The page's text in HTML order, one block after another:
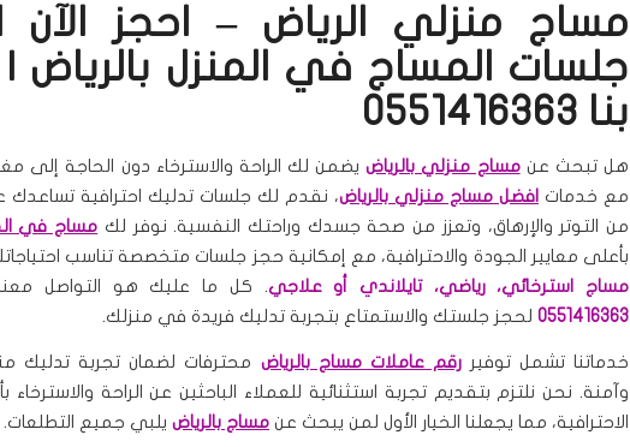
مساج منزلي الرياض – احجز الآن
جلسات المساج في المنزل بالرياض
بنا 0551416363
هل تبحث عنمساج منزلي بالرياضيضمن لك الراحة والاسترخاء دون الحاجة إلى
مع خدمات افضل مساج منزلي بالرياض، نقدم لك جلسات تدليك احترافية تساعدك
من التوتر والإرهاق، وتعزز من صحة جسدك وراحتك النفسية. نوفر لك مساج في
بأعلى معايير الجودة والاحترافية، مع إمكانية حجز جلسات متخصصة تناسب
مساج استرخائي، رياضي، تايلاندي أو علاجي. كل ما عليك هو التواصل معنا
0551416363لحجز جلستك والاستمتاع بتجربة تدليك فريدة في منزلك.
خدماتنا تشمل توفيررقم عاملات مساج بالرياض محترفات لضمان تجربة تدليك
وآمنة. نحن نلتزم بتقديم تجربة استثنائية للعملاء الباحثين عن الراحة والاسترخاء
الاحترافية، مما يجعلنا الخيار الأول لمن يبحث عن مساج بالرياضيلبي جميع التطلعات.